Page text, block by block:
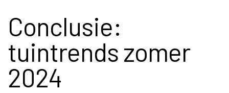
Conclusie:
tuintrends zomer
2024